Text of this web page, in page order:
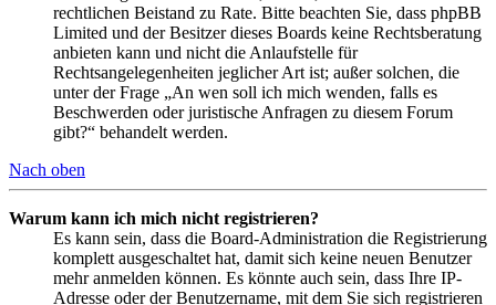
rechtlichen Beistand zu Rate. Bitte beachten Sie, dass phpBB
Limited und der Besitzer dieses Boards keine Rechtsberatung
anbieten kann und nicht die Anlaufstelle für
Rechtsangelegenheiten jeglicher Art ist; außer solchen, die
unter der Frage „An wen soll ich mich wenden, falls es
Beschwerden oder juristische Anfragen zu diesem Forum
gibt?“ behandelt werden.
Nach oben
Warum kann ich mich nicht registrieren?
Es kann sein, dass die Board-Administration die Registrierung
komplett ausgeschaltet hat, damit sich keine neuen Benutzer
mehr anmelden können. Es könnte auch sein, dass Ihre IP-
Adresse oder der Benutzername, mit dem Sie sich registrieren